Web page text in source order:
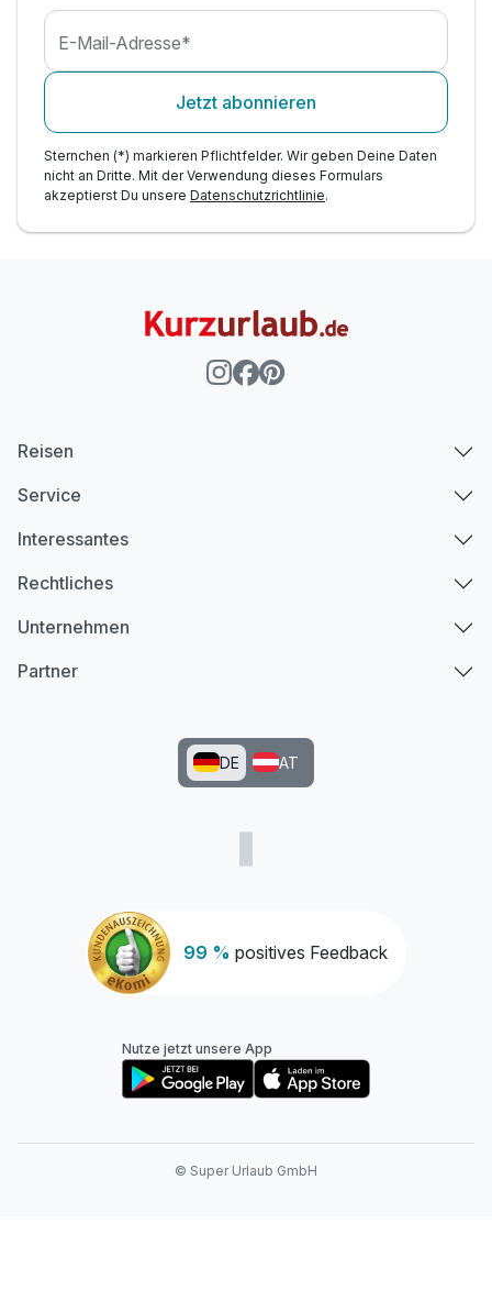
E-Mail-Adresse*
Jetzt abonnieren
Sternchen (*) markieren Pflichtfelder. Wir geben Deine Daten
nicht an Dritte. Mit der Verwendung dieses Formulars
akzeptierst Du unsere Datenschutzrichtlinie.
99 % positives Feedback
Reisen
Service
Interessantes
Rechtliches
Unternehmen
Partner
DE AT
Nutze jetzt unsere App
© Super Urlaub GmbH